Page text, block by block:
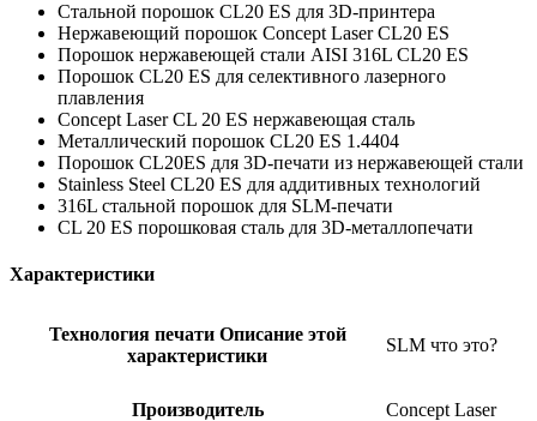
Стальной порошок CL20 ES для 3D-принтера
Нержавеющий порошок Concept Laser CL20 ES
Порошок нержавеющей стали AISI 316L CL20 ES
Порошок CL20 ES для селективного лазерного
плавления
Concept Laser CL 20 ES нержавеющая сталь
Металлический порошок CL20 ES 1.4404
Порошок CL20ES для 3D-печати из нержавеющей стали
Stainless Steel CL20 ES для аддитивных технологий
316L стальной порошок для SLM-печати
CL 20 ES порошковая сталь для 3D-металлопечати
Характеристики
Технология печати Описание этой
характеристики
SLM что это?
Производитель Concept Laser